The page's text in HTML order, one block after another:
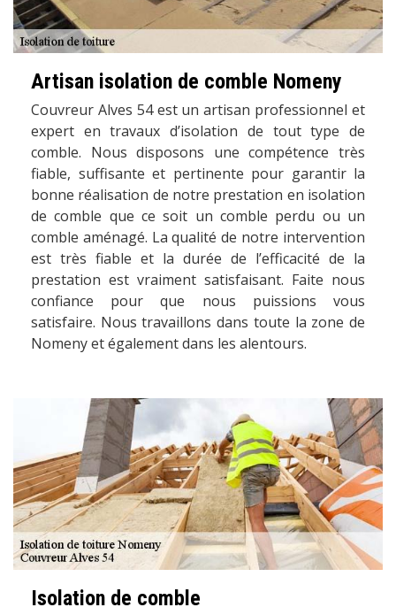
Artisan isolation de comble Nomeny
Couvreur Alves 54 est un artisan professionnel et
expert en travaux d’isolation de tout type de
comble. Nous disposons une compétence très
fiable, suffisante et pertinente pour garantir la
bonne réalisation de notre prestation en isolation
de comble que ce soit un comble perdu ou un
comble aménagé. La qualité de notre intervention
est très fiable et la durée de l’efficacité de la
prestation est vraiment satisfaisant. Faite nous
confiance pour que nous puissions vous
satisfaire. Nous travaillons dans toute la zone de
Nomeny et également dans les alentours.
Isolation de comble